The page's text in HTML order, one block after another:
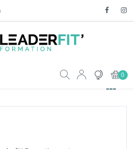
0